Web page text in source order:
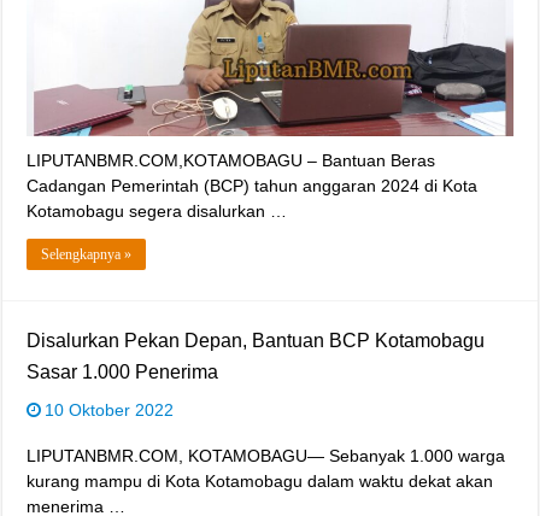
LIPUTANBMR.COM,KOTAMOBAGU – Bantuan Beras
Cadangan Pemerintah (BCP) tahun anggaran 2024 di Kota
Kotamobagu segera disalurkan …
Selengkapnya »
Disalurkan Pekan Depan, Bantuan BCP Kotamobagu
Sasar 1.000 Penerima
10 Oktober 2022
LIPUTANBMR.COM, KOTAMOBAGU— Sebanyak 1.000 warga
kurang mampu di Kota Kotamobagu dalam waktu dekat akan
menerima …